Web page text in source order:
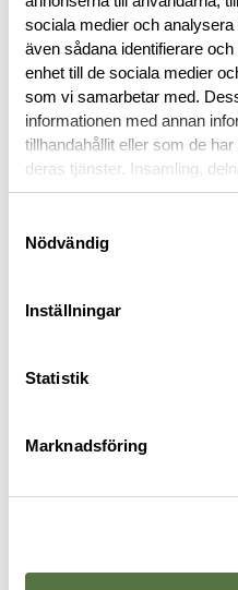
sociala medier och
även sådana identifierare
enhet till de sociala medier
som vi samarbetar med.
informationen med annan
tillhandahållit eller som de
deras tjänster. Insamling,
personuppgifter kan
Nödvändig
Inställningar
Statistik
Marknadsföring
OM VARUMÄRKET
SJUKVÅRDSPRODUKTER
ÖVRIGA VARUMÄRKEN / OTHER
Pack